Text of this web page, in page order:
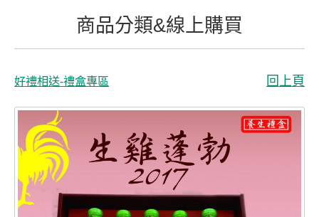
商品分類&線上購買
好禮相送-禮盒專區 回上頁